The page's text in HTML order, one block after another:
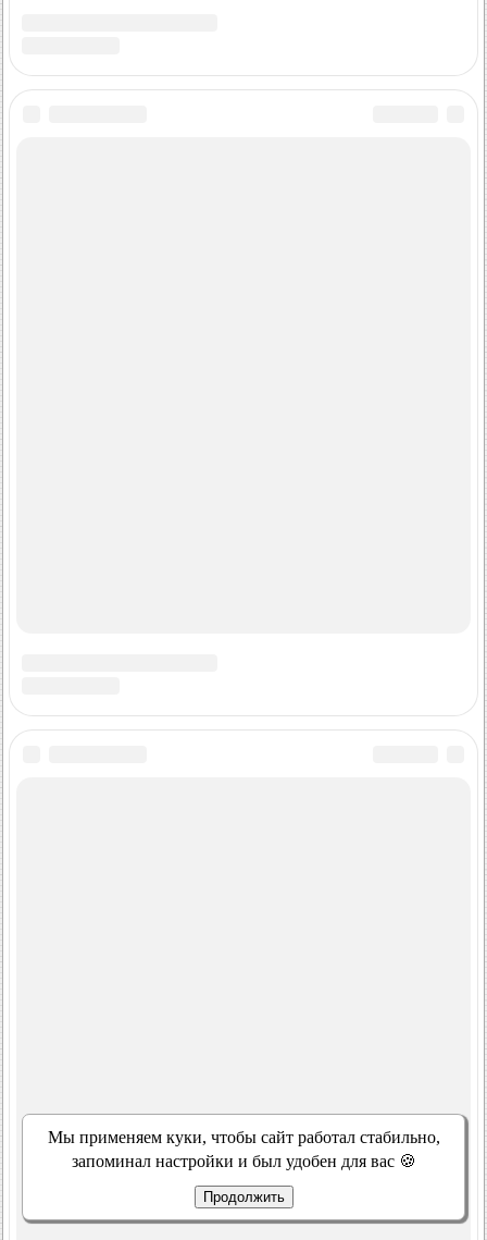
Мы применяем куки, чтобы сайт работал стабильно,
запоминал настройки и был удобен для вас 🍪
Продолжить